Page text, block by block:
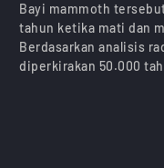
Bayi mammoth
tahun ketika mati dan
Berdasarkan analisis
diperkirakan 50.000